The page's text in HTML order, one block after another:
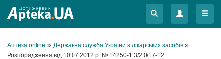
Меню
Меню
Аптека online » Державна служба України з лікарських засобів »
Розпорядження від 10.07.2012 р. № 14250-1.3/2.0/17-12